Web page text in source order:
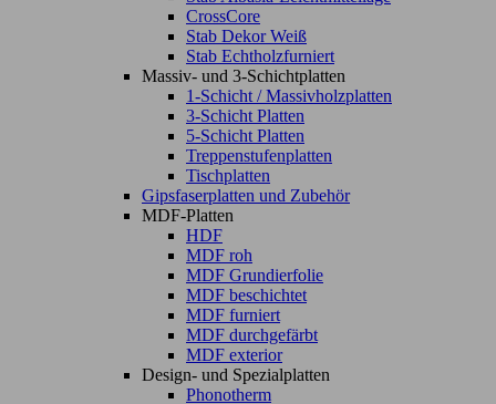
CrossCore
Stab Dekor Weiß
Stab Echtholzfurniert
Massiv- und 3-Schichtplatten
1-Schicht / Massivholzplatten
3-Schicht Platten
5-Schicht Platten
Treppenstufenplatten
Tischplatten
Gipsfaserplatten und Zubehör
MDF-Platten
HDF
MDF roh
MDF Grundierfolie
MDF beschichtet
MDF furniert
MDF durchgefärbt
MDF exterior
Design- und Spezialplatten
Phonotherm